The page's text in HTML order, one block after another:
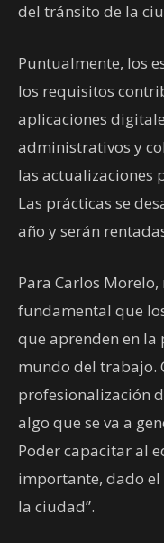
del tránsito de la
Puntualmente, los
los requisitos
aplicaciones
administrativos y
las actualizaciones
Las prácticas se
año y serán
Para Carlos Morelo,
fundamental que
que aprenden en la
mundo del trabajo.
profesionalización
algo que se va a
Poder capacitar al
importante, dado el
la ciudad”.